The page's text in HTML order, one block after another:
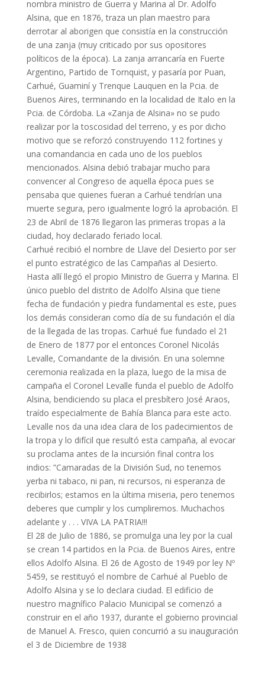
nombra ministro de Guerra y Marina al Dr. Adolfo
Alsina, que en 1876, traza un plan maestro para
derrotar al aborigen que consistía en la construcción
de una zanja (muy criticado por sus opositores
políticos de la época). La zanja arrancaría en Fuerte
Argentino, Partido de Tornquist, y pasaría por Puan,
Carhué, Guaminí y Trenque Lauquen en la Pcia. de
Buenos Aires, terminando en la localidad de Italo en la
Pcia. de Córdoba. La «Zanja de Alsina» no se pudo
realizar por la toscosidad del terreno, y es por dicho
motivo que se reforzó construyendo 112 fortines y
una comandancia en cada uno de los pueblos
mencionados. Alsina debió trabajar mucho para
convencer al Congreso de aquella época pues se
pensaba que quienes fueran a Carhué tendrían una
muerte segura, pero igualmente logró la aprobación. El
23 de Abril de 1876 llegaron las primeras tropas a la
ciudad, hoy declarado feriado local.
Carhué recibió el nombre de Llave del Desierto por ser
el punto estratégico de las Campañas al Desierto.
Hasta allí llegó el propio Ministro de Guerra y Marina. El
único pueblo del distrito de Adolfo Alsina que tiene
fecha de fundación y piedra fundamental es este, pues
los demás consideran como día de su fundación el día
de la llegada de las tropas. Carhué fue fundado el 21
de Enero de 1877 por el entonces Coronel Nicolás
Levalle, Comandante de la división. En una solemne
ceremonia realizada en la plaza, luego de la misa de
campaña el Coronel Levalle funda el pueblo de Adolfo
Alsina, bendiciendo su placa el presbítero José Araos,
traído especialmente de Bahía Blanca para este acto.
Levalle nos da una idea clara de los padecimientos de
la tropa y lo difícil que resultó esta campaña, al evocar
su proclama antes de la incursión final contra los
indios: ”Camaradas de la División Sud, no tenemos
yerba ni tabaco, ni pan, ni recursos, ni esperanza de
recibirlos; estamos en la última miseria, pero tenemos
deberes que cumplir y los cumpliremos. Muchachos
adelante y . . . VIVA LA PATRIA!!!
El 28 de Julio de 1886, se promulga una ley por la cual
se crean 14 partidos en la Pcia. de Buenos Aires, entre
ellos Adolfo Alsina. El 26 de Agosto de 1949 por ley Nº
5459, se restituyó el nombre de Carhué al Pueblo de
Adolfo Alsina y se lo declara ciudad. El edificio de
nuestro magnífico Palacio Municipal se comenzó a
construir en el año 1937, durante el gobierno provincial
de Manuel A. Fresco, quien concurrió a su inauguración
el 3 de Diciembre de 1938